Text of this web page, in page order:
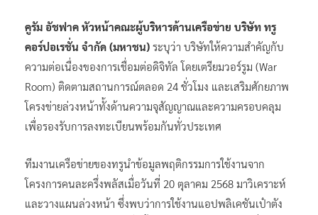
คูรัม อัชฟาค หัวหน้าคณะผู้บริหารด้านเครือข่าย บริษัท ทรู
คอร์ปอเรชั่น จำกัด (มหาชน) ระบุว่า บริษัทให้ความสำคัญกับ
ความต่อเนื่องของการเชื่อมต่อดิจิทัล โดยเตรียมวอร์รูม (War
Room) ติดตามสถานการณ์ตลอด 24 ชั่วโมง และเสริมศักยภาพ
โครงข่ายล่วงหน้าทั้งด้านความจุสัญญาณและความครอบคลุม
เพื่อรองรับการลงทะเบียนพร้อมกันทั่วประเทศ
ทีมงานเครือข่ายของทรูนำข้อมูลพฤติกรรมการใช้งานจาก
โครงการคนละครึ่งพลัสเมื่อวันที่ 20 ตุลาคม 2568 มาวิเคราะห์
และวางแผนล่วงหน้า ซึ่งพบว่าการใช้งานแอปพลิเคชันเป๋าตัง